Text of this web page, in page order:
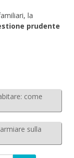
la
prudente
come
sulla